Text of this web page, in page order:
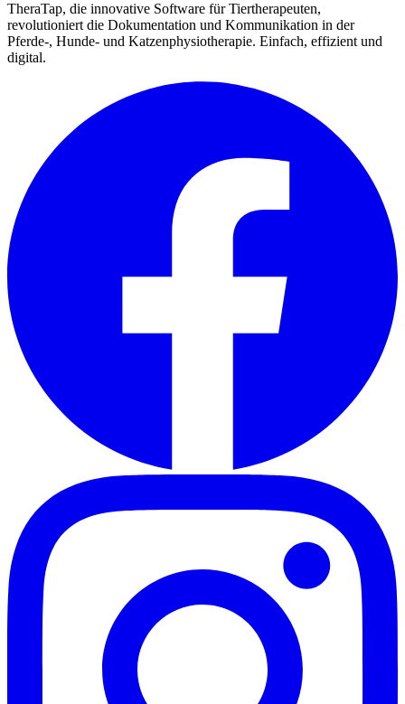
TheraTap, die innovative Software für Tiertherapeuten,
revolutioniert die Dokumentation und Kommunikation in der
Pferde-, Hunde- und Katzenphysiotherapie. Einfach, effizient und
digital.